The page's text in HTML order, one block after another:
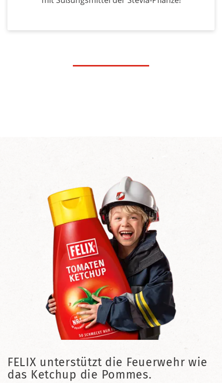
FELIX unterstützt die Feuerwehr wie
das Ketchup die Pommes.